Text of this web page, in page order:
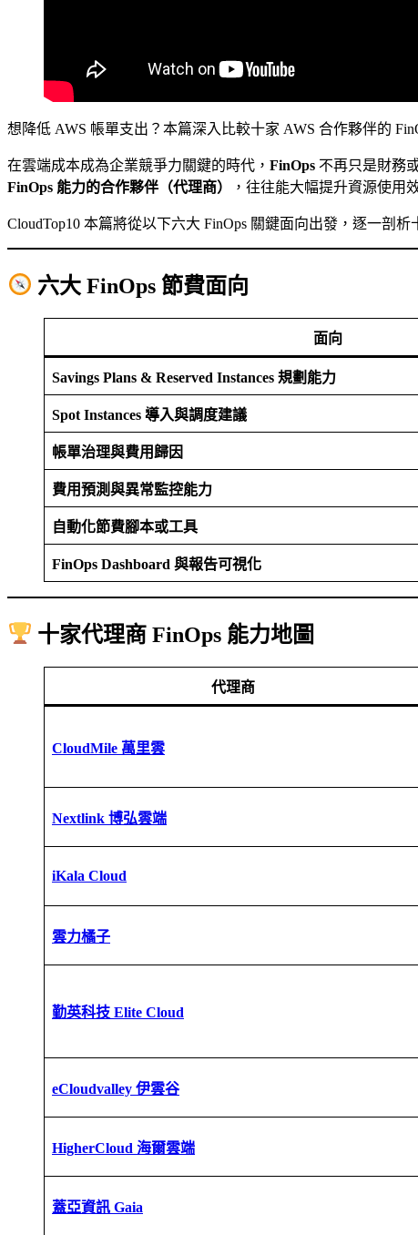
想降低 AWS 帳單支出？本篇深入比較十家 AWS 合作夥伴的
在雲端成本成為企業競爭力關鍵的時代， FinOps 不再只是財務
FinOps 能力的合作夥伴（代理商）
，往往能大幅提升資源使用
CloudTop10 本篇將從以下六大 FinOps 關鍵面向出發，逐一剖
六大 FinOps 節費面向
面向
Savings Plans & Reserved Instances 規劃能力
Spot Instances 導入與調度建議
帳單治理與費用歸因
費用預測與異常監控能力
自動化節費腳本或工具
FinOps Dashboard 與報告可視化
十家代理商 FinOps 能力地圖
代理商
CloudMile 萬里雲
Nextlink 博弘雲端
iKala Cloud
雲力橘子
勤英科技 Elite Cloud
eCloudvalley 伊雲谷
HigherCloud 海爾雲端
蓋亞資訊 Gaia